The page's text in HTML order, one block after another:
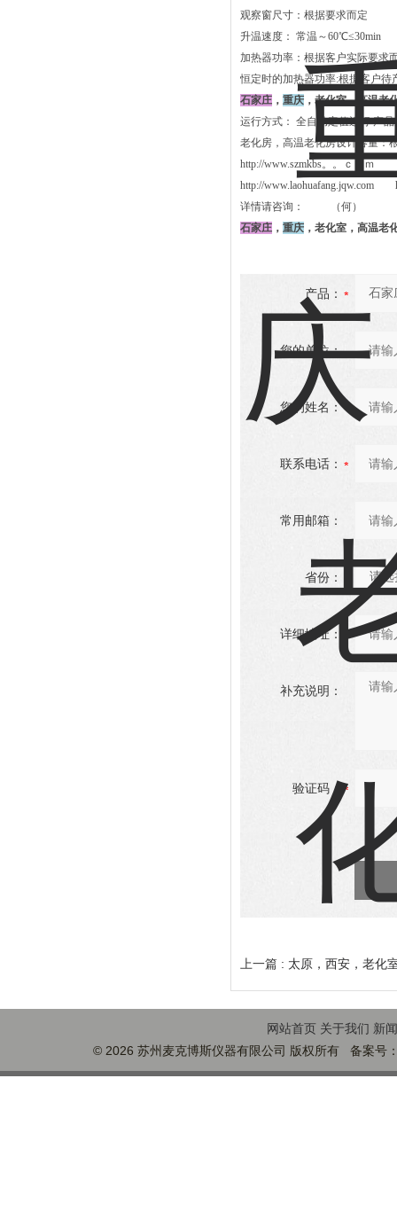
观察窗尺寸：根据要求而定
升温速度： 常温～60℃≤30min
加热器功率：根据客户实际要求
恒定时的加热器功率:根据客户待
石家庄 ， 重庆 ，老化室，高温老
运行方式： 全自动定值运行 产
老化房，高温老化房设计容量：
http://www.szmkbs。。ｃｏ
http://www.laohuafang.jqw.com
详情请咨询：
（何）
石家庄 ， 重庆 ，老化室，高温老
产品：
您的单位：
您的姓名：
联系电话：
常用邮箱：
省份：
详细地址：
补充说明：
验证码：
上一篇 : 太原，西安，老化
网站首页 关于我们 新
© 2026 苏州麦克博斯仪器有限公司 版权所有 备案号